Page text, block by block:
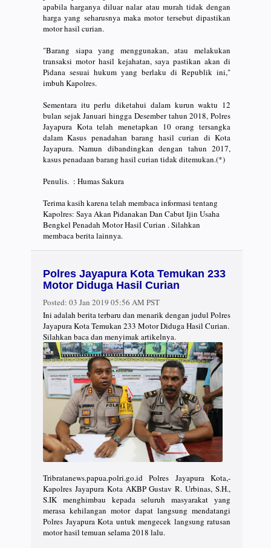
apabila harganya diluar nalar atau murah tidak dengan
harga yang seharusnya maka motor tersebut dipastikan
motor hasil curian.
"Barang siapa yang menggunakan, atau melakukan
transaksi motor hasil kejahatan, saya pastikan akan di
Pidana sesuai hukum yang berlaku di Republik ini,"
imbuh Kapolres.
Sementara itu perlu diketahui dalam kurun waktu 12
bulan sejak Januari hingga Desember tahun 2018, Polres
Jayapura Kota telah menetapkan 10 orang tersangka
dalam Kasus penadahan barang hasil curian di Kota
Jayapura. Namun dibandingkan dengan tahun 2017,
kasus penadaan barang hasil curian tidak ditemukan.(*)
Penulis. : Humas Sakura
Terima kasih karena telah membaca informasi tentang
Kapolres: Saya Akan Pidanakan Dan Cabut Ijin Usaha
Bengkel Penadah Motor Hasil Curian . Silahkan
membaca berita lainnya.
Polres Jayapura Kota Temukan 233
Motor Diduga Hasil Curian
Posted: 03 Jan 2019 05:56 AM PST
Ini adalah berita terbaru dan menarik dengan judul Polres
Jayapura Kota Temukan 233 Motor Diduga Hasil Curian.
Silahkan baca dan menyimak artikelnya.
Tribratanews.papua.polri.go.id Polres Jayapura Kota,-
Kapolres Jayapura Kota AKBP Gustav R. Urbinas, S.H.,
S.IK menghimbau kepada seluruh masyarakat yang
merasa kehilangan motor dapat langsung mendatangi
Polres Jayapura Kota untuk mengecek langsung ratusan
motor hasil temuan selama 2018 lalu.